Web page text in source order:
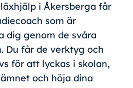
i Åkersberga får
som är
dig genom de svåra
Du får de verktyg och
för att lyckas i skolan,
och höja dina